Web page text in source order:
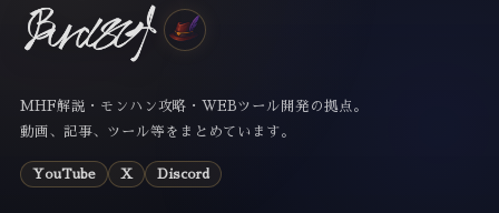
MHF解説・モンハン攻略・WEBツール開発の拠点。
動画、記事、ツール等をまとめています。
YouTube X Discord